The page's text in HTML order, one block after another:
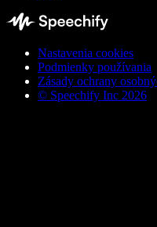
Nastavenia cookies
Podmienky používania
Zásady ochrany
© Speechify Inc 2026